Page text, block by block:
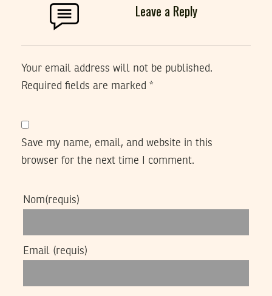
Leave a Reply
Your email address will not be published.
Required fields are marked *
Save my name, email, and website in this
browser for the next time I comment.
Nom(requis)
Email (requis)